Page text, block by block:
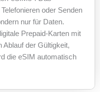
oder Senden
nur für Daten.
Prepaid-Karten mit
Ablauf der Gültigkeit,
die eSIM automatisch